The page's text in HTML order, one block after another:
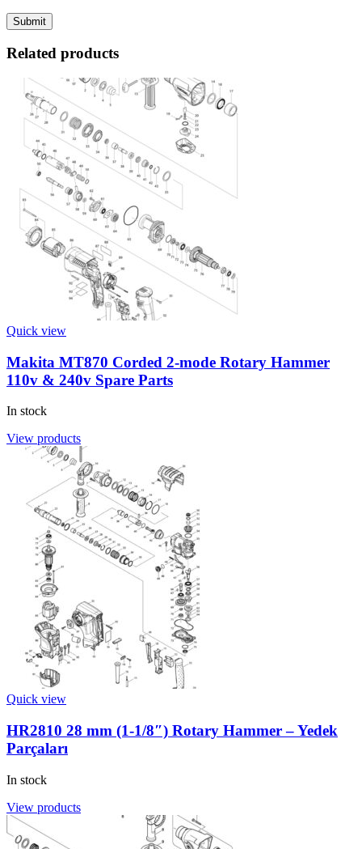
Related products
Quick view
Makita MT870 Corded 2-mode Rotary Hammer
110v & 240v Spare Parts
In stock
View products
Quick view
HR2810 28 mm (1-1/8″) Rotary Hammer – Yedek
Parçaları
In stock
View products